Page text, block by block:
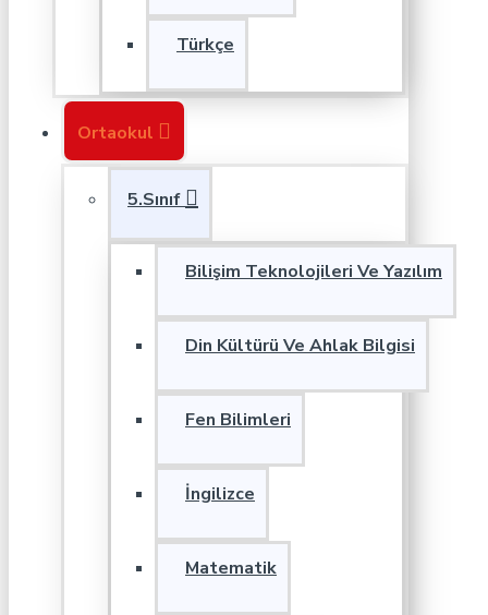
Türkçe
Ortaokul
5.Sınıf
Bilişim Teknolojileri Ve Yazılım
Din Kültürü Ve Ahlak Bilgisi
Fen Bilimleri
İngilizce
Matematik